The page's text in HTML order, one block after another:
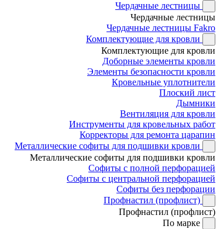
Чердачные лестницы
Чердачные лестницы
Чердачные лестницы Fakro
Комплектующие для кровли
Комплектующие для кровли
Доборные элементы кровли
Элементы безопасности кровли
Кровельные уплотнители
Плоский лист
Дымники
Вентиляция для кровли
Инструменты для кровельных работ
Корректоры для ремонта царапин
Металлические софиты для подшивки кровли
Металлические софиты для подшивки кровли
Софиты с полной перфорацией
Софиты с центральной перфорацией
Софиты без перфорации
Профнастил (профлист)
Профнастил (профлист)
По марке